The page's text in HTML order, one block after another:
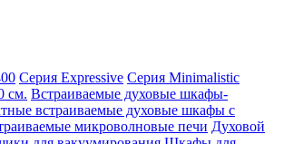
Серия Expressive Серия Minimalistic
см. Встраиваемые духовые шкафы-
встраиваемые духовые шкафы с
микроволновые печи Духовой